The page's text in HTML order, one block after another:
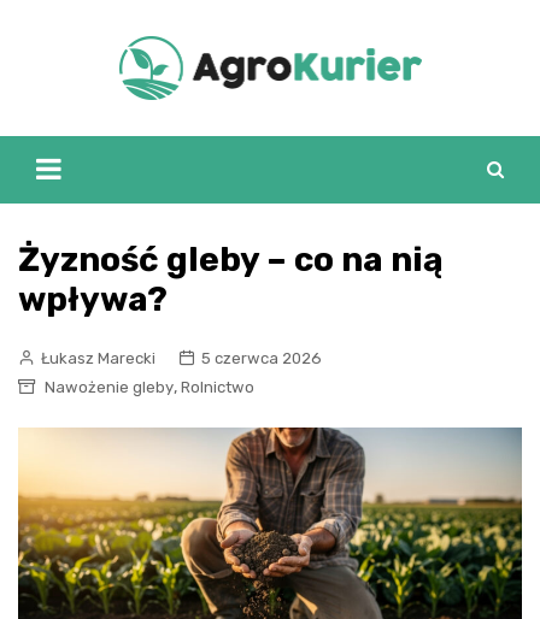
Żyzność gleby – co na nią
wpływa?
Łukasz Marecki
5 czerwca 2026
Nawożenie gleby, Rolnictwo